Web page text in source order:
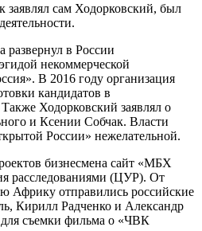
заявлял сам Ходорковский, был
в России
некоммерческой
В 2016 году организация
кандидатов в
Ходорковский заявлял о
и Ксении Собчак. Власти
России» нежелательной.
бизнесмена сайт «МБХ
расследованиями (ЦУР). От
Африку отправились российские
Кирилл Радченко и Александр
съемки фильма о «ЧВК